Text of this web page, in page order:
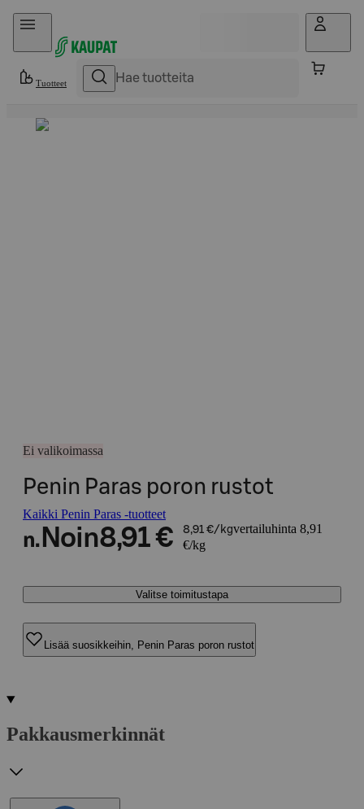
Hyppää sisältöön
Tuotteet
Ei valikoimassa
Penin Paras poron rustot
Kaikki Penin Paras -tuotteet
n. Noin8,91 € 8,91 €/kgvertailuhinta 8,91
€/kg
Valitse toimitustapa
Lisää suosikkeihin, Penin Paras poron rustot
Pakkausmerkinnät